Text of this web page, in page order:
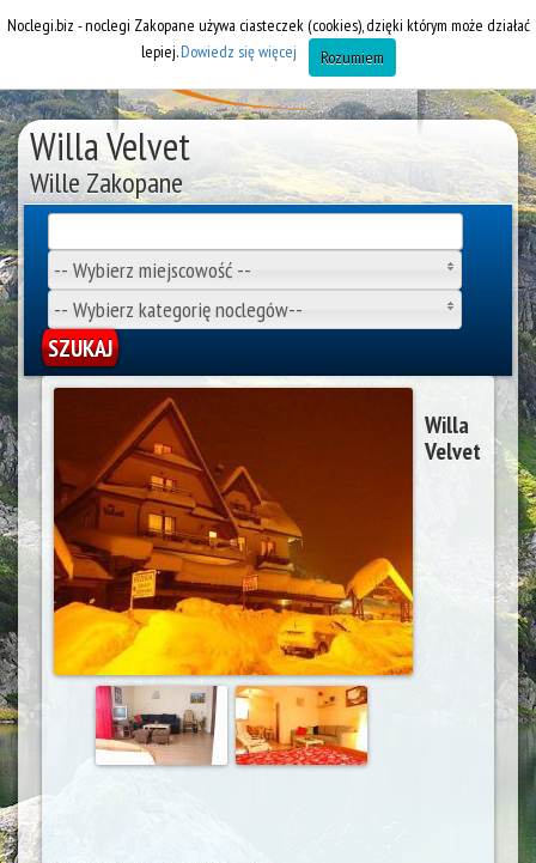
Willa Velvet
Wille Zakopane
-- Wybierz miejscowość --
-- Wybierz kategorię noclegów--
Willa
Velvet
Noclegi.biz - noclegi Zakopane używa ciasteczek (cookies), dzięki którym może działać
lepiej.Dowiedz się więcej Rozumiem